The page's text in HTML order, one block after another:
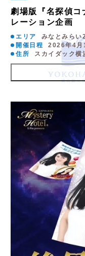
劇場版『名探偵コ
レーション企画
エリア
みなとみらい
開催日程
2026年4
住所
スカイダック